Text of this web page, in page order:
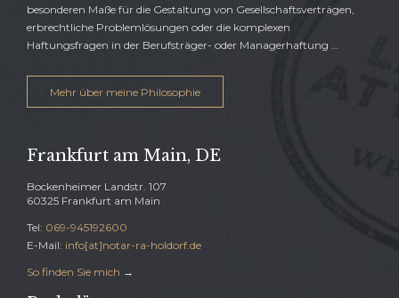
besonderen Maße für die Gestaltung von Gesellschaftsverträgen,
erbrechtliche Problemlösungen oder die komplexen
Haftungsfragen in der Berufsträger- oder Managerhaftung …
Mehr über meine Philosophie
Frankfurt am Main, DE
Bockenheimer Landstr. 107
60325 Frankfurt am Main
Tel: 069-945192600
E-Mail: info[at]notar-ra-holdorf.de
So finden Sie mich →